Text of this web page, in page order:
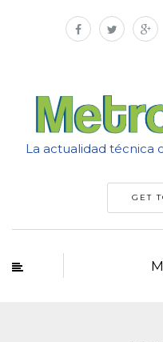
La actualidad técnica
GET